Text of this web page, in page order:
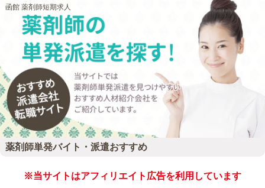
函館 薬剤師短期求人
薬剤師単発バイト・派遣おすすめ
※当サイトはアフィリエイト広告を利用しています